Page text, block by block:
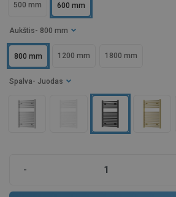
500 mm 600 mm
Aukštis - 800 mm
800 mm 1200 mm 1800 mm
Spalva - Juodas
-